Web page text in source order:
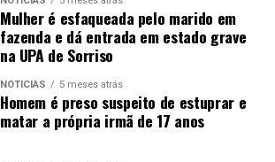
Mulher é esfaqueada pelo marido em
fazenda e dá entrada em estado grave
na UPA de Sorriso
NOTÍCIAS 5 meses atrás
Homem é preso suspeito de estuprar e
matar a própria irmã de 17 anos